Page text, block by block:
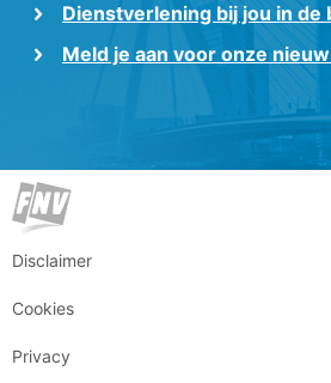
Dienstverlening bij jou in de
Meld je aan voor onze
Disclaimer
Cookies
Privacy